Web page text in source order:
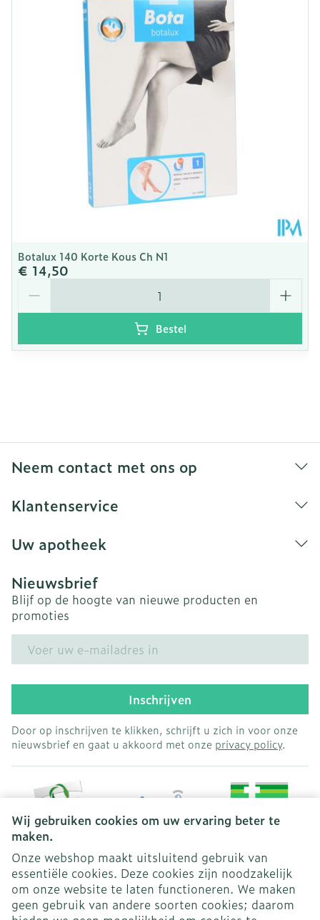
Wij gebruiken cookies om uw ervaring beter te
maken.
Onze webshop maakt uitsluitend gebruik van
essentiële cookies. Deze cookies zijn noodzakelijk
om onze website te laten functioneren. We maken
geen gebruik van andere soorten cookies; daarom
46 mm
Kamertemperatuur (15°C -
25°C)
Botalux 140 Korte Kous Ch N1
€ 14,50
Bestel
Neem contact met ons op
Klantenservice
Uw apotheek
Nieuwsbrief
Blijf op de hoogte van nieuwe producten en
promoties
Inschrijven
Door op inschrijven te klikken, schrijft u zich in voor onze
nieuwsbrief en gaat u akkoord met onze privacy policy.
Juridische links